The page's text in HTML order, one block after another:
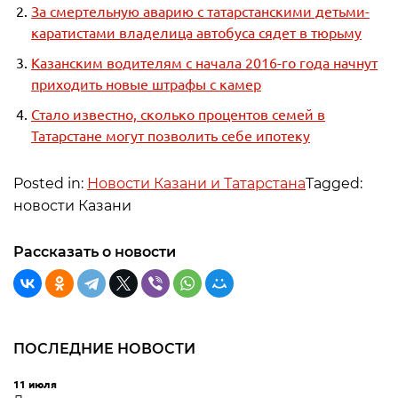
За смертельную аварию с татарстанскими детьми-
каратистами владелица автобуса сядет в тюрьму
Казанским водителям с начала 2016-го года начнут
приходить новые штрафы с камер
Стало известно, сколько процентов семей в
Татарстане могут позволить себе ипотеку
Posted in: Новости Казани и ТатарстанаTagged:
новости Казани
Рассказать о новости
ПОСЛЕДНИЕ НОВОСТИ
11 июля